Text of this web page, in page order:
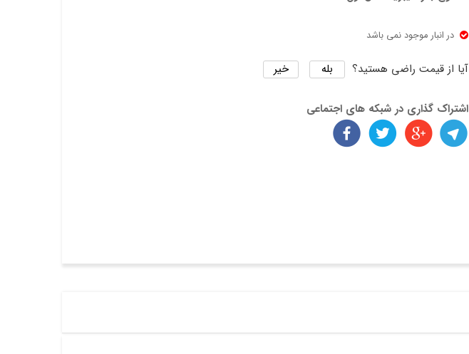
در انبار موجود نمی باشد
آیا از قیمت راضی هستید؟ بله خیر
اشتراک گذاری در شبکه های اجتماعی